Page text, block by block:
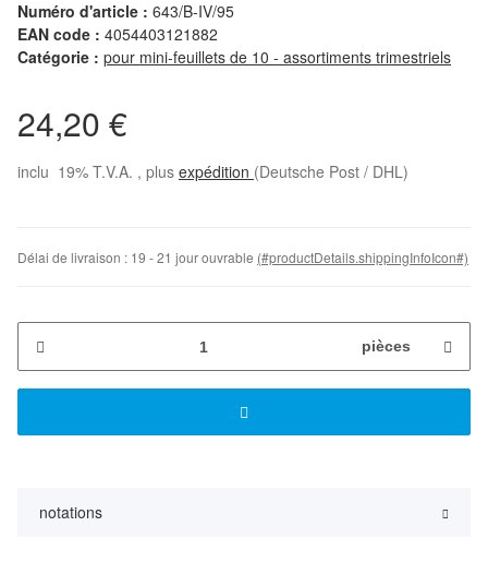
Numéro d'article : 643/B-IV/95
EAN code : 4054403121882
Catégorie : pour mini-feuillets de 10 - assortiments trimestriels
24,20 €
inclu 19% T.V.A. , plus expédition (Deutsche Post / DHL)
Délai de livraison : 19 - 21 jour ouvrable (#productDetails.shippingInfoIcon#)
pièces
notations